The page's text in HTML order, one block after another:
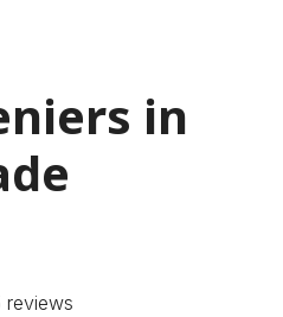
in
reviews